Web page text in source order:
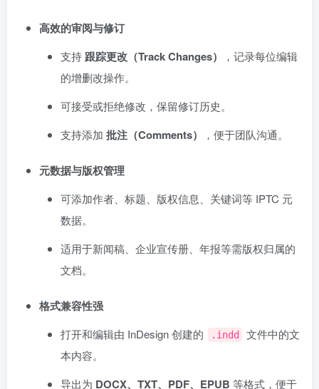
高效的审阅与修订
支持 跟踪更改（Track Changes）
，记录每位编辑
的增删改操作。
可接受或拒绝修改，保留修订历史。
支持添加 批注（Comments） ，便于团队沟通。
元数据与版权管理
可添加作者、标题、版权信息、关键词等 IPTC 元
数据。
适用于新闻稿、企业宣传册、年报等需版权归属的
文档。
格式兼容性强
打开和编辑由 InDesign 创建的 .indd
文件中的文
本内容。
导出为 DOCX、TXT、PDF、EPUB 等格式，便于